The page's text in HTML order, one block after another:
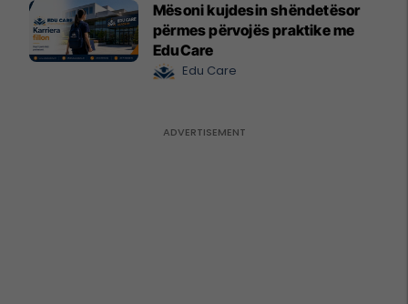
Mësoni kujdesin shëndetësor
përmes përvojës praktike me
EduCare
Edu Care